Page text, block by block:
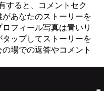
すると、コメントセク
あなたのストーリーを
フィール写真は青いリ
ップしてストーリーを
場での返答やコメント